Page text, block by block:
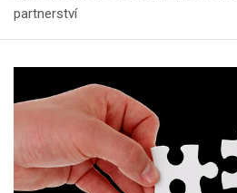
partnerství